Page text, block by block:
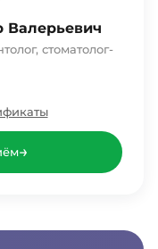
Валерьевич
стоматолог-
→